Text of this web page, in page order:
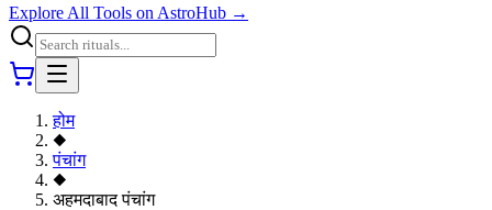
Explore All Tools on AstroHub →
होम
◆
पंचांग
◆
अहमदाबाद पंचांग